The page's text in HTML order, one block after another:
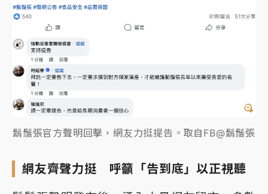
鬍鬚張官方聲明回擊，網友力挺提告。取自FB@鬍鬚張
網友齊聲力挺 呼籲「告到底」以正視聽